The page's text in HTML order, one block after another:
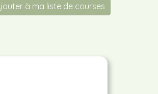
à ma liste de courses